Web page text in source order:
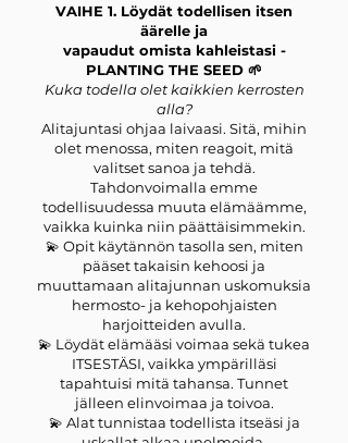
VAIHE 1. Löydät todellisen itsen
äärelle ja
vapaudut omista kahleistasi -
PLANTING THE SEED 🌱
Kuka todella olet kaikkien kerrosten
alla?
Alitajuntasi ohjaa laivaasi. Sitä, mihin
olet menossa, miten reagoit, mitä
valitset sanoa ja tehdä.
Tahdonvoimalla emme
todellisuudessa muuta elämäämme,
vaikka kuinka niin päättäisimmekin.
💫 Opit käytännön tasolla sen, miten
pääset takaisin kehoosi ja
muuttamaan alitajunnan uskomuksia
hermosto- ja kehopohjaisten
harjoitteiden avulla.
💫 Löydät elämääsi voimaa sekä tukea
ITSESTÄSI, vaikka ympärilläsi
tapahtuisi mitä tahansa. Tunnet
jälleen elinvoimaa ja toivoa.
💫 Alat tunnistaa todellista itseäsi ja